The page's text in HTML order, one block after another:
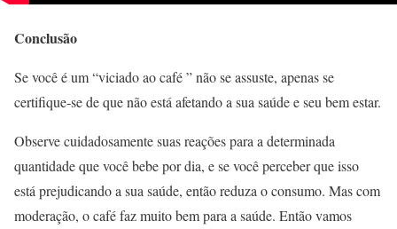
Conclusão
Se você é um “viciado ao café ” não se assuste, apenas se
certifique-se de que não está afetando a sua saúde e seu bem estar.
Observe cuidadosamente suas reações para a determinada
quantidade que você bebe por dia, e se você perceber que isso
está prejudicando a sua saúde, então reduza o consumo. Mas com
moderação, o café faz muito bem para a saúde. Então vamos